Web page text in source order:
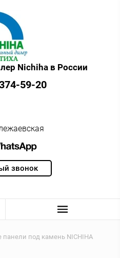
звонок
Nichiha в России
59-20
под камень NICHIHA